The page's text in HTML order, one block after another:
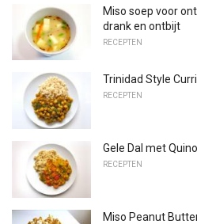
Miso soep voor
drank en ontbijt
RECEPTEN
Trinidad Style
RECEPTEN
Gele Dal met
RECEPTEN
Miso Peanut